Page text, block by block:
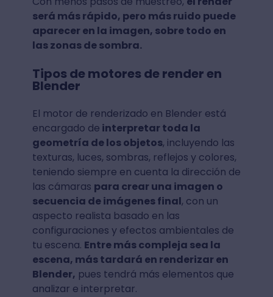
será más rápido, pero más ruido puede
aparecer en la imagen, sobre todo en
las zonas de sombra.
Tipos de motores de render en
Blender
El motor de renderizado en Blender está
encargado de interpretar toda la
geometría de los objetos, incluyendo las
texturas, luces, sombras, reflejos y colores,
teniendo siempre en cuenta la dirección de
las cámaras para crear una imagen o
secuencia de imágenes final, con un
aspecto realista basado en las
configuraciones y efectos ambientales de
tu escena. Entre más compleja sea la
escena, más tardará en renderizar en
Blender, pues tendrá más elementos que
analizar e interpretar.